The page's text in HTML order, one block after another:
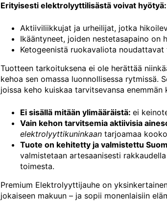
Erityisesti elektrolyyttilisästä voivat hyötyä:
Aktiiviliikkujat ja urheilijat, jotka
Ikääntyneet, joiden nestetasapaino on
Ketogeenistä ruokavaliota
Tuotteen tarkoituksena ei ole herättää
kehoa sen omassa luonnollisessa rytmissä.
joissa keho kuiskaa tarvitsevansa enemmän
Ei sisällä mitään ylimääräistä: ei
Vain kehon tarvitsemia aktiivisia
elektrolyyttikuninkaantarjoamaa
Tuote on kehitetty ja valmistettu
valmistetaan artesaanisesti
toimesta.
Premium Elektrolyyttijauhe on
jokaiseen makuun – ja sopii monenlaisiin